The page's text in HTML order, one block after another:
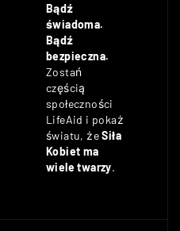
Bądź
świadoma.
Bądź
bezpieczna.
Zostań
częścią
społeczności
LifeAid i pokaż
światu, żeSiła
Kobiet ma
wiele twarzy.